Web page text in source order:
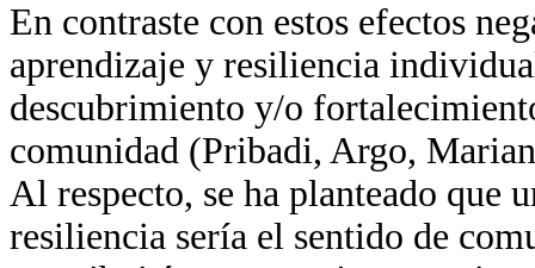
En contraste con estos efectos
aprendizaje y resiliencia
descubrimiento y/o
comunidad (Pribadi, Argo,
Al respecto, se ha planteado que
resiliencia sería el sentido de